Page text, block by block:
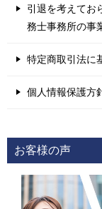
引退を考えてお
務士事務所の事
特定商取引法に
個人情報保護方
お客様の声